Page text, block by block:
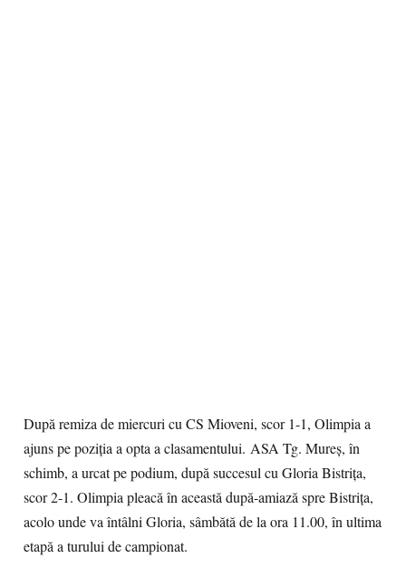
După remiza de miercuri cu CS Mioveni, scor 1-1, Olimpia a
ajuns pe poziţia a opta a clasamentului. ASA Tg. Mureş, în
schimb, a urcat pe podium, după succesul cu Gloria Bistriţa,
scor 2-1. Olimpia pleacă în această după-amiază spre Bistriţa,
acolo unde va întâlni Gloria, sâmbătă de la ora 11.00, în ultima
etapă a turului de campionat.